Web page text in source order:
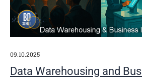
09.10.2025
Data Warehousing and